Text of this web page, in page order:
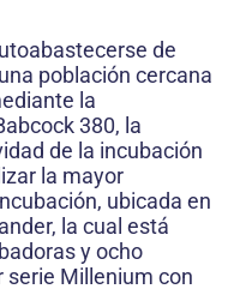
de
población cercana
la
380, la
de la incubación
la mayor
ubicada en
la cual está
y ocho
serie Millenium con